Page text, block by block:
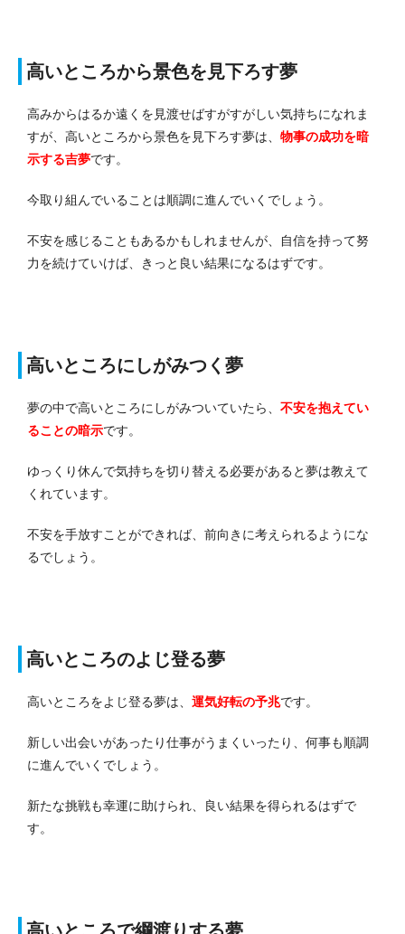
高いところから景色を見下ろす夢
高みからはるか遠くを見渡せばすがすがしい気持ちになれま
すが、高いところから景色を見下ろす夢は、 物事の成功を暗
示する吉夢です。
今取り組んでいることは順調に進んでいくでしょう。
不安を感じることもあるかもしれませんが、自信を持って努
力を続けていけば、きっと良い結果になるはずです。
高いところにしがみつく夢
夢の中で高いところにしがみついていたら、 不安を抱えてい
ることの暗示です。
ゆっくり休んで気持ちを切り替える必要があると夢は教えて
くれています。
不安を手放すことができれば、前向きに考えられるようにな
るでしょう。
高いところのよじ登る夢
高いところをよじ登る夢は、 運気好転の予兆です。
新しい出会いがあったり仕事がうまくいったり、何事も順調
に進んでいくでしょう。
新たな挑戦も幸運に助けられ、良い結果を得られるはずで
す。